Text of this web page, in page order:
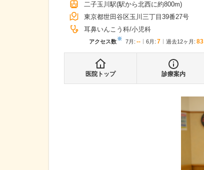
二子玉川駅(駅から北西に約800m)
東京都世田谷区玉川三丁目39番27号
耳鼻いんこう科 小児科
アクセス数※ 7月 : -- 6月 : 7 過去12ヶ月: 83
医院トップ 診療案内